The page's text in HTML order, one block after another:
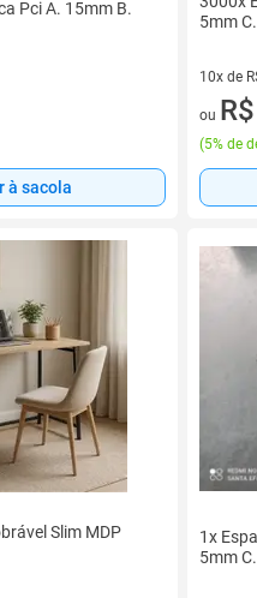
Pci A. 15mm B.
à sacola
5mm
10x de
10 vez
ou
(5% de
Slim MDP
1x
5mm